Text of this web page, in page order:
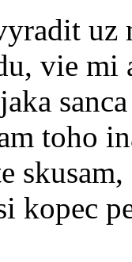
uz
vie mi
toho
kopec